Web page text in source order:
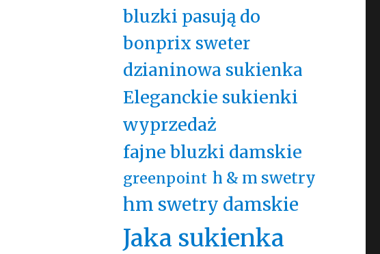
bluzki pasują do
bonprix sweter
dzianinowa sukienka
Eleganckie sukienki
wyprzedaż
fajne bluzki damskie
greenpoint h & m swetry
hm swetry damskie
Jaka sukienka